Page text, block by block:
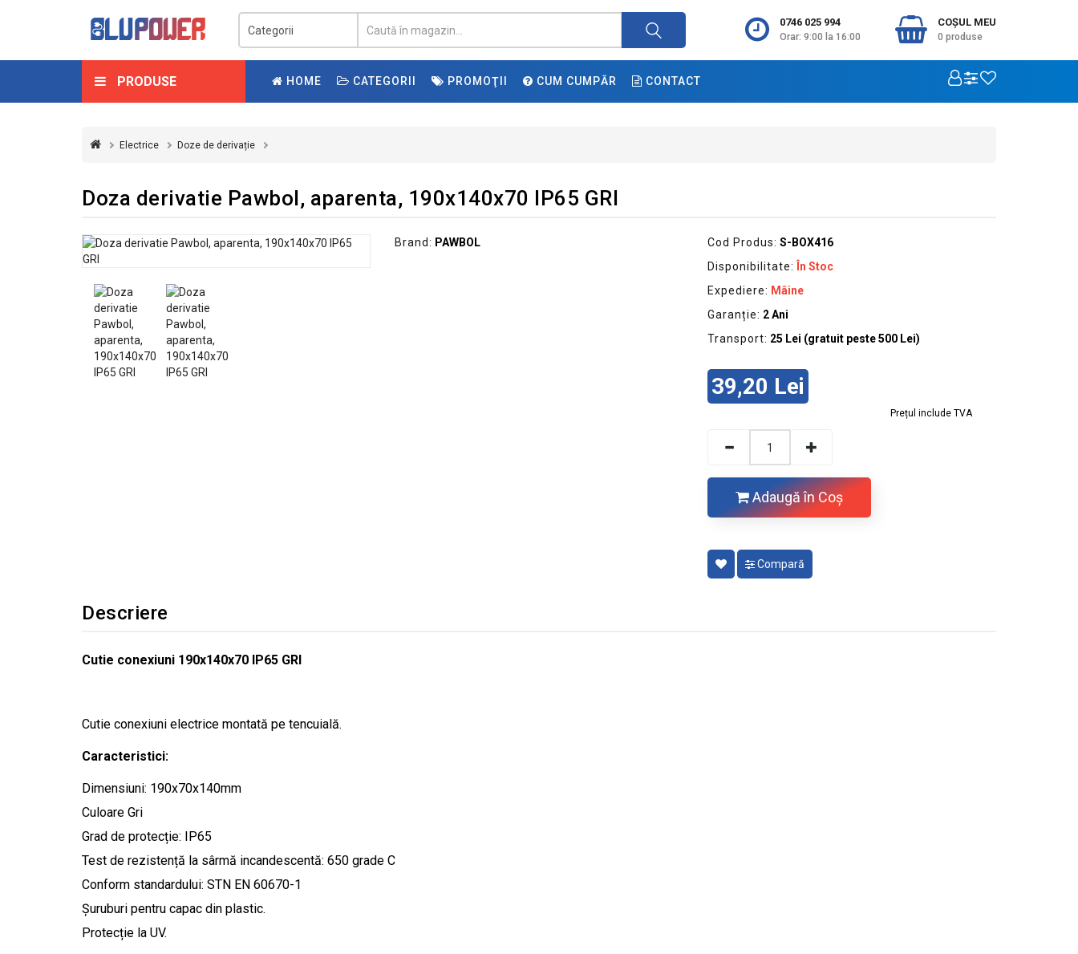
0746 025 994
Orar: 9:00 la 16:00
COŞUL MEU
0 produse
PRODUSE HOME CATEGORII PROMOŢII CUM CUMPĂR CONTACT
Electrice Doze de derivație
Doza derivatie Pawbol, aparenta, 190x140x70 IP65 GRI
Brand: PAWBOL Cod Produs: S-BOX416
Disponibilitate:
În Stoc
Expediere: Mâine
Garanție: 2 Ani
Transport: 25 Lei (gratuit peste 500 Lei)
39,20 Lei
Prețul include TVA
Adaugă în Coş
Compară
Descriere
Cutie conexiuni 190x140x70 IP65 GRI
Cutie conexiuni electrice montată pe tencuială.
Caracteristici:
Dimensiuni: 190x70x140mm
Culoare Gri
Grad de protecție: IP65
Test de rezistență la sârmă incandescentă: 650 grade C
Conform standardului: STN EN 60670-1
Șuruburi pentru capac din plastic.
Protecție la UV.